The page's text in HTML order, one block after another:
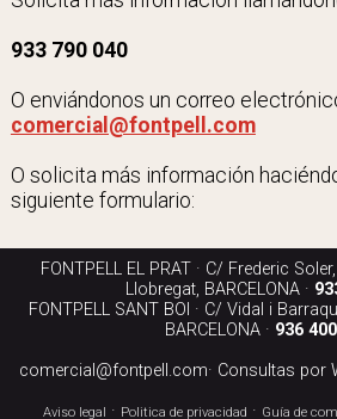
933 790 040
O enviándonos un correo
comercial@fontpell.com
O solicita más información
siguiente formulario:
FONTPELL EL PRAT · C/ Frederic
Llobregat, BARCELONA ·
FONTPELL SANT BOI · C/ Vidal i
BARCELONA · 936
comercial@fontpell.com· Consultas por
Aviso legal · Politica de privacidad · Guía de